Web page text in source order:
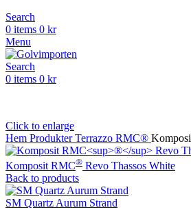
Search
0 items 0 kr
Menu
Search
0 items 0 kr
Click to enlarge
Hem ProdukterTerrazzo RMC®
Komposit RMC® Revo Thassos White
Back to products
SM Quartz Aurum Strand